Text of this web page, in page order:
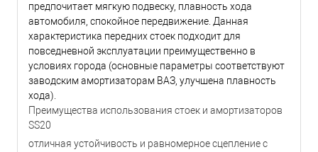
предпочитает мягкую подвеску, плавность хода
автомобиля, спокойное передвижение. Данная
характеристика передних стоек подходит для
повседневной эксплуатации преимущественно в
условиях города (основные параметры соответствуют
заводским амортизаторам ВАЗ, улучшена плавность
хода).
Преимущества использования стоек и амортизаторов
SS20
отличная устойчивость и равномерное сцепление с